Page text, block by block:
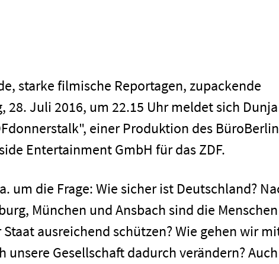
starke filmische Reportagen, zupackende
28. Juli 2016, um 22.15 Uhr meldet sich Dunja
einer Produktion des BüroBerlin
Entertainment GmbH für das ZDF.
um die Frage: Wie sicher ist Deutschland?
München und Ansbach sind die Menschen
ausreichend schützen? Wie gehen wir
unsere Gesellschaft dadurch verändern? Auch